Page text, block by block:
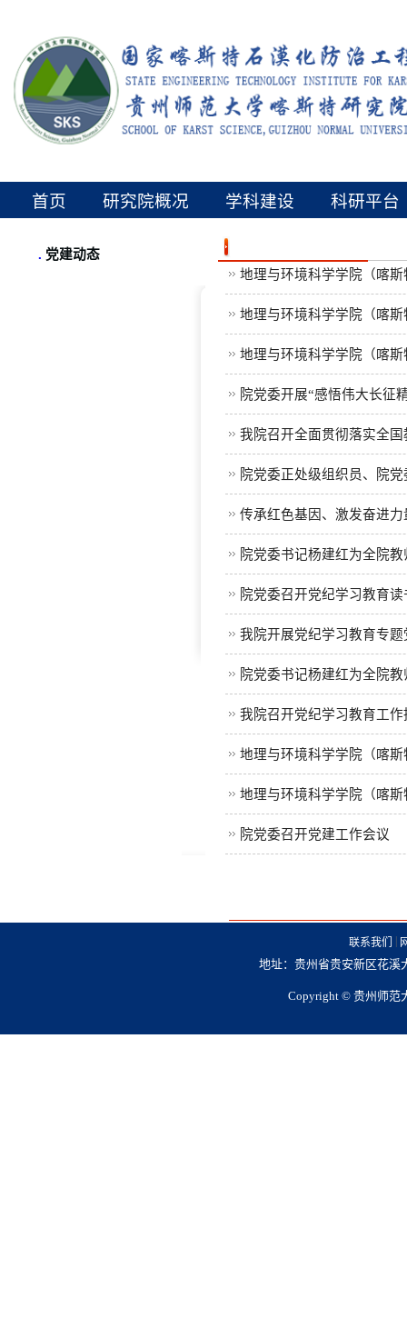
首页 研究院概况 学科建设 科研平台
. 党建动态
地理与环境科学学院（喀
地理与环境科学学院（喀
地理与环境科学学院（喀
院党委开展“感悟伟大长征
我院召开全面贯彻落实全
院党委正处级组织员、院
传承红色基因、激发奋进
院党委书记杨建红为全院
院党委召开党纪学习教育
我院开展党纪学习教育专题
院党委书记杨建红为全院
我院召开党纪学习教育工作
地理与环境科学学院（喀
地理与环境科学学院（喀
院党委召开党建工作会议
联系我们
地址：贵州省贵安新区花溪
Copyright © 贵州师范